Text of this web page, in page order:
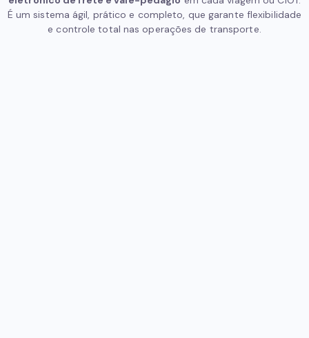
É um sistema ágil, prático e completo, que garante flexibilidade
e controle total nas operações de transporte.